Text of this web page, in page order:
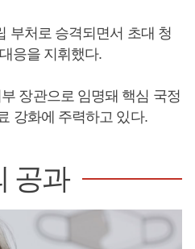
부처로 승격되면서 초대 청
응을 지휘했다.
장관으로 임명돼 핵심 국정
강화에 주력하고 있다.
공과